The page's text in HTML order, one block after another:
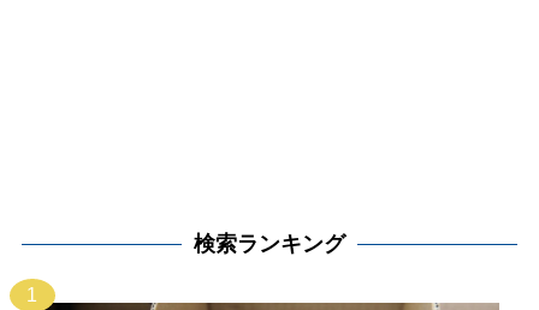
検索ランキング
1